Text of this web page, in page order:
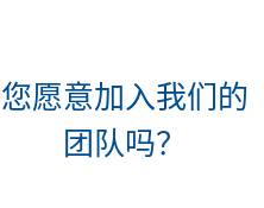
您愿意加入我们的
团队吗？